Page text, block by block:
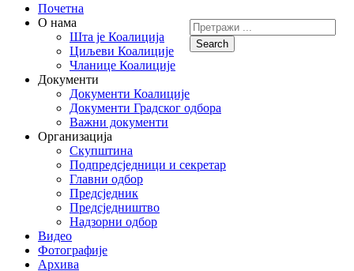
Search
for:
Primary
Menu
Skip
Почетна
О нама
Шта је Коалиција
Циљеви Коалиције
Чланице Коалиције
Документи
Документи Коалиције
Документи Градског одбора
Важни документи
Организација
Скупштина
Подпредсједници и секретар
Главни одбор
Предсједник
Предсједништво
Надзорни одбор
Видео
Фотографије
Архива